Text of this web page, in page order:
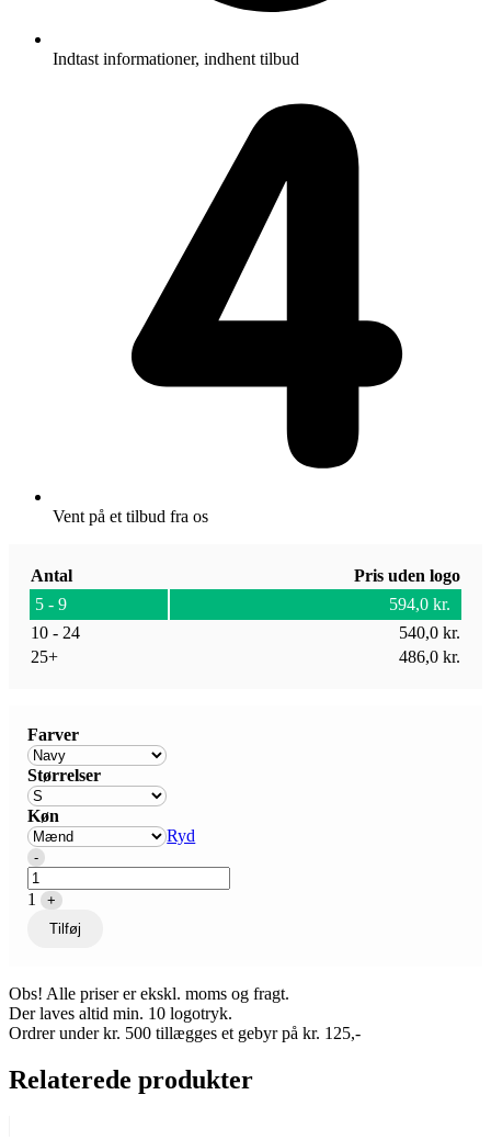
Indtast informationer, indhent tilbud
Vent på et tilbud fra os
Antal
Pris uden logo
5 - 9
594,0 kr.
10 - 24
540,0 kr.
25+
486,0 kr.
Farver
Størrelser
Køn
Ryd
Quantity
-
1
+
Tilføj
Obs! Alle priser er ekskl. moms og fragt.
Der laves altid min. 10 logotryk.
Ordrer under kr. 500 tillægges et gebyr på kr. 125,-
Relaterede produkter